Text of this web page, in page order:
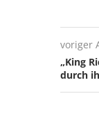
voriger
„King
durch